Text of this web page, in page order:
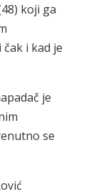
koji ga
i kad je
je
se